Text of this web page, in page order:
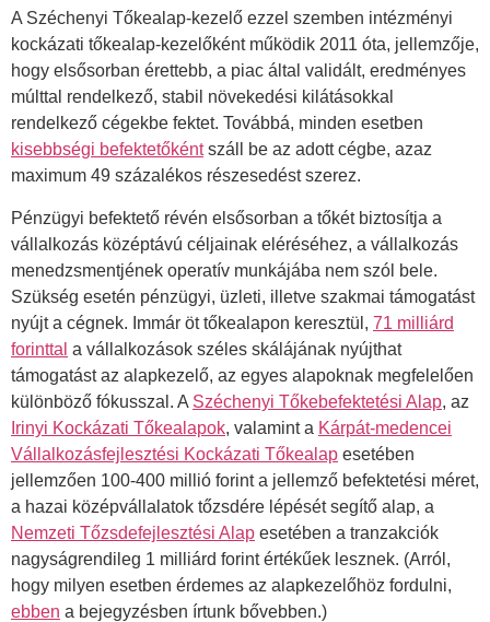
A Széchenyi Tőkealap-kezelő ezzel szemben intézményi
kockázati tőkealap-kezelőként működik 2011 óta, jellemzője,
hogy elsősorban érettebb, a piac által validált, eredményes
múlttal rendelkező, stabil növekedési kilátásokkal
rendelkező cégekbe fektet. Továbbá, minden esetben
kisebbségi befektetőkéntszáll be az adott cégbe, azaz
maximum 49 százalékos részesedést szerez.
Pénzügyi befektető révén elsősorban a tőkét biztosítja a
vállalkozás középtávú céljainak eléréséhez, a vállalkozás
menedzsmentjének operatív munkájába nem szól bele.
Szükség esetén pénzügyi, üzleti, illetve szakmai támogatást
nyújt a cégnek. Immár öt tőkealapon keresztül, 71 milliárd
forinttal a vállalkozások széles skálájának nyújthat
támogatást az alapkezelő, az egyes alapoknak megfelelően
különböző fókusszal. A Széchenyi Tőkebefektetési Alap, az
Irinyi Kockázati Tőkealapok, valamint a Kárpát-medencei
Vállalkozásfejlesztési Kockázati Tőkealap esetében
jellemzően 100-400 millió forint a jellemző befektetési méret,
a hazai középvállalatok tőzsdére lépését segítő alap, a
Nemzeti Tőzsdefejlesztési Alap esetében a tranzakciók
nagyságrendileg 1 milliárd forint értékűek lesznek. (Arról,
hogy milyen esetben érdemes az alapkezelőhöz fordulni,
ebben a bejegyzésben írtunk bővebben.)